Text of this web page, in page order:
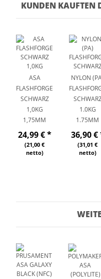
KUNDEN KAUFTEN
ASA
FLASHFORGE
SCHWARZ
1,0KG
1,75MM
24,99 €*
(21,00 €
netto)
NYLON
1.0KG
1.75MM
36,90 €
(31,01 €
netto)